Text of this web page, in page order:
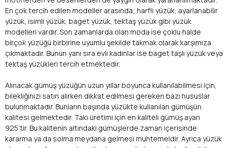
En çok tercih edilen modeller arasında; harfli yüzük, ayarlanabilir
yüzük, isimli yüzük, baget yüzük, tektaş yüzük gibi yüzük
modelleri vardır. Son zamanlarda olan moda ise çoklu halde
birçok yüzüğü birbirine uyumlu şekilde takmak olarak karşımıza
çıkmaktadır. Bunun yanı sıra evli kadınlar ise baget taşlı yüzük veya
tektaş yüzükleri tercih etmektedir.
Alınacak gümüş yüzüğün uzun yıllar boyunca kullanılabilmesi için,
bilekliğinizi satın alırken dikkat edilmesi gereken bazı hususlar
bulunmaktadır. Bunların başında yüzükte kullanılan gümüşün
kalitesi gelmektedir. Takı üretimi için en kaliteli gümüş ayarı
925’tir. Bu kalitenin altındaki gümüşlerde zaman içerisinde
kararma ya da solma meydana gelmesi muhtemeldir. Ayrıca yüzük